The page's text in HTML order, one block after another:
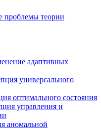
проблемы теории
адаптивных
универсального
оптимального состояния
управления и
аномальной